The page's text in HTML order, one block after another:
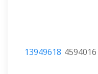
13949618 4594016